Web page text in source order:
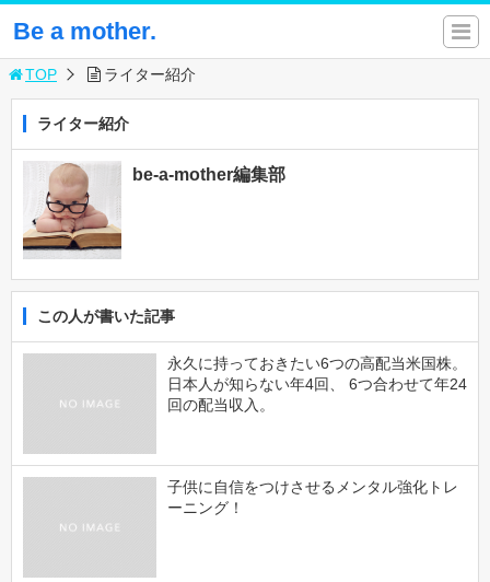
Be a mother.
TOP ライター紹介
ライター紹介
be-a-mother編集部
この人が書いた記事
永久に持っておきたい6つの高配当米国株。
日本人が知らない年4回、 6つ合わせて年24
回の配当収入。
子供に自信をつけさせるメンタル強化トレ
ーニング！